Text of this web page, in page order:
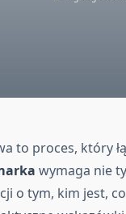
to proces, który
wymaga nie
o tym, kim jest,